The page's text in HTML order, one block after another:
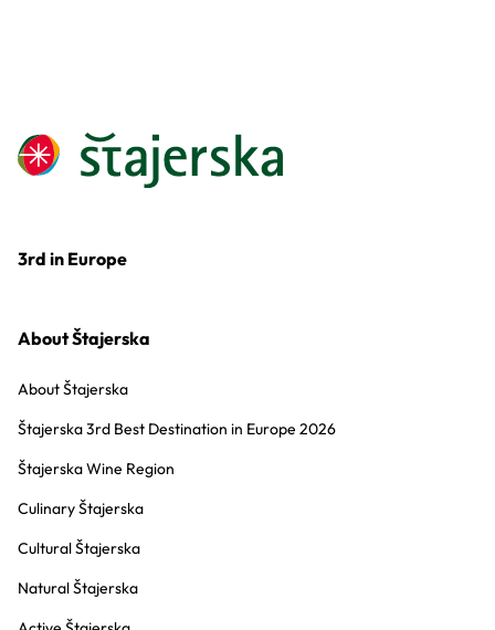
3rd in Europe
About Štajerska
About Štajerska
Štajerska 3rd Best Destination in Europe 2026
Štajerska Wine Region
Culinary Štajerska
Cultural Štajerska
Natural Štajerska